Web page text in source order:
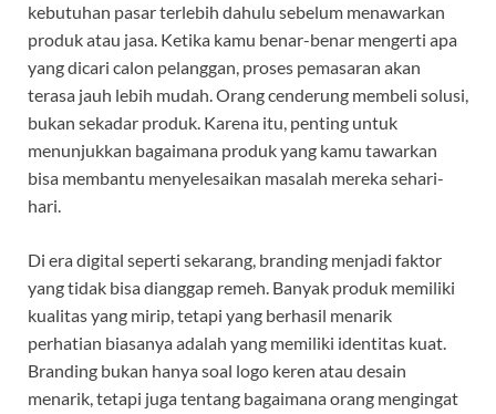
kebutuhan pasar terlebih dahulu sebelum menawarkan
produk atau jasa. Ketika kamu benar-benar mengerti apa
yang dicari calon pelanggan, proses pemasaran akan
terasa jauh lebih mudah. Orang cenderung membeli solusi,
bukan sekadar produk. Karena itu, penting untuk
menunjukkan bagaimana produk yang kamu tawarkan
bisa membantu menyelesaikan masalah mereka sehari-
hari.
Di era digital seperti sekarang, branding menjadi faktor
yang tidak bisa dianggap remeh. Banyak produk memiliki
kualitas yang mirip, tetapi yang berhasil menarik
perhatian biasanya adalah yang memiliki identitas kuat.
Branding bukan hanya soal logo keren atau desain
menarik, tetapi juga tentang bagaimana orang mengingat